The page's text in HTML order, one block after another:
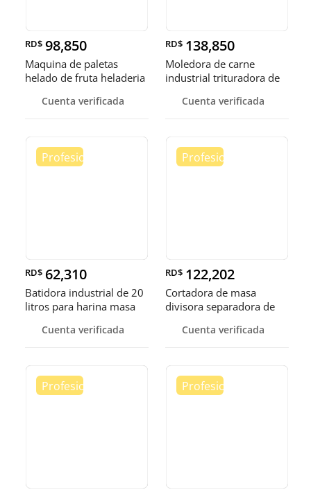
RD$ 98,850
Maquina de paletas
helado de fruta heladeria
Cuenta verificada
RD$ 138,850
Moledora de carne
industrial trituradora de
Cuenta verificada
RD$ 62,310
Batidora industrial de 20
litros para harina masa
Cuenta verificada
RD$ 122,202
Cortadora de masa
divisora separadora de
Cuenta verificada